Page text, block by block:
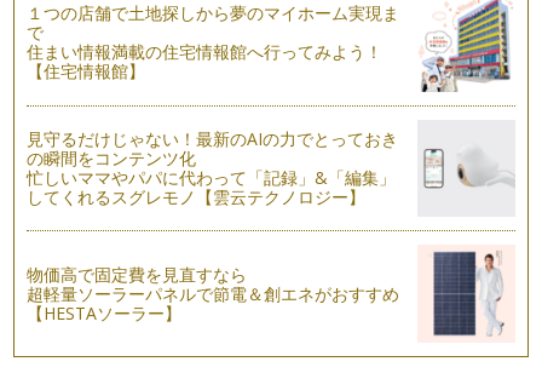
実になる前に、花が咲く。～夏野菜の花観察
夏野菜が眩しい太陽の日差しを浴び、ぐんぐん成長していま
す。キュウリやニガウリなどのツルを伸…
野菜の部位によって、食べ方・調理法を変えてみよう
お子さんの離乳食は、どのように作って食べさせていました
か？初めての離乳食作りとなると、まず…
木々の緑が、目にまぶしい季節になりましたね。ＧＷにベラン
ダに植えたキュウリや、ミニトマト、…
どんな香りがするのかな？野菜の香りを意識してみよう。
「日本でもっとも美しい村 やさい王国 昭和村」にて野菜
作りを楽しむ、ハッピー・…
１つの店舗で土地探しから夢のマイホーム実現ま
で
住まい情報満載の住宅情報館へ行ってみよう！
【住宅情報館】
見守るだけじゃない！最新のAIの力でとっておき
の瞬間をコンテンツ化
忙しいママやパパに代わって「記録」&「編集」
してくれるスグレモノ【雲云テクノロジー】
物価高で固定費を見直すなら
超軽量ソーラーパネルで節電＆創エネがおすすめ
【HESTAソーラー】